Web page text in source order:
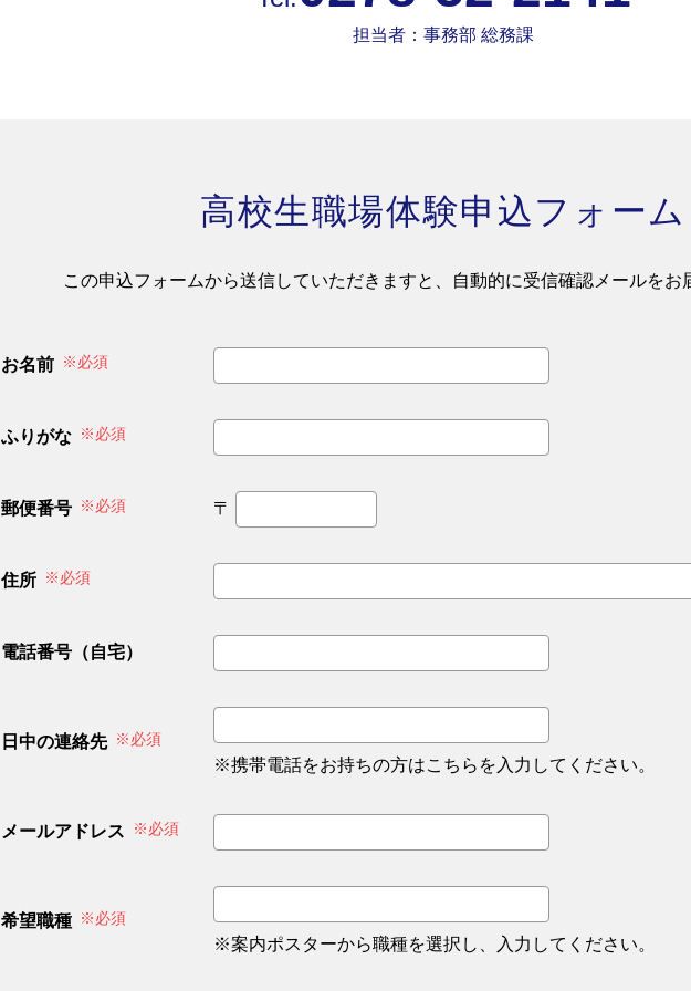
担当者：事務部 総務課
高校生職場体験申込フォーム
この申込フォームから送信していただきますと、自動的に受信確認メールをお
お名前 ※必須
ふりがな ※必須
郵便番号 ※必須 〒
住所 ※必須
電話番号（自宅）
日中の連絡先 ※必須
※携帯電話をお持ちの方はこちらを入力してください。
メールアドレス ※必須
希望職種 ※必須
※案内ポスターから職種を選択し、入力してください。